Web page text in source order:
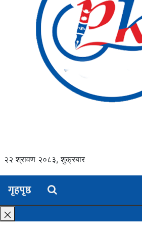
२२ श्रावण २०८३, शुक्रबार
गृहपृष्ठ